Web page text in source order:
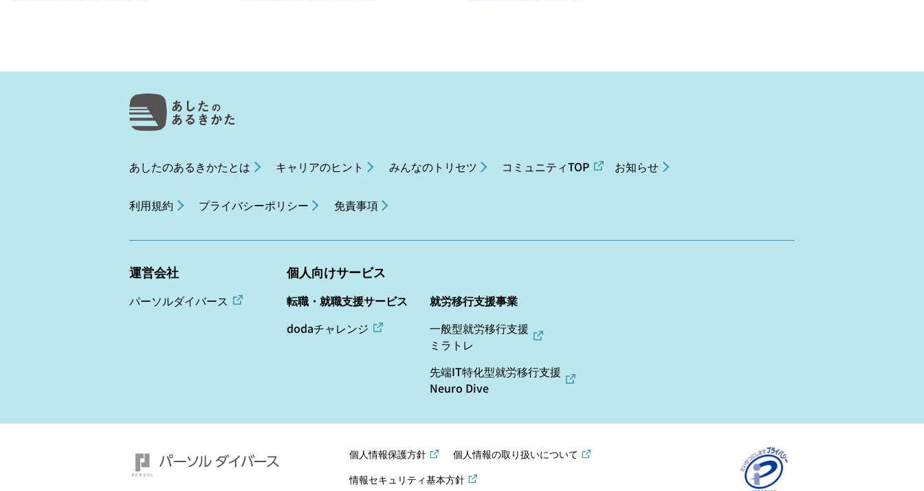
あしたのあるきかたとは キャリアのヒント みんなのトリセツ コミュニティTOP お知らせ
利用規約 プライバシーポリシー 免責事項
運営会社
パーソルダイバース
個人向けサービス
転職・就職支援サービス
dodaチャレンジ
就労移行支援事業
一般型就労移行支援
ミラトレ
先端IT特化型就労移行支援
Neuro Dive
個人情報保護方針
個人情報の取り扱いについて
情報セキュリティ基本方針